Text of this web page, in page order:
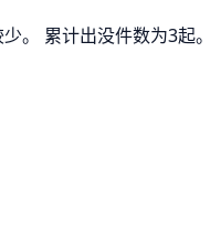
。 累计出没件数为3起。